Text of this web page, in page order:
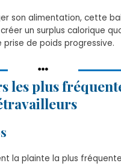
son alimentation, cette
un surplus calorique
prise de poids progressive.
les plus
la plainte la plus